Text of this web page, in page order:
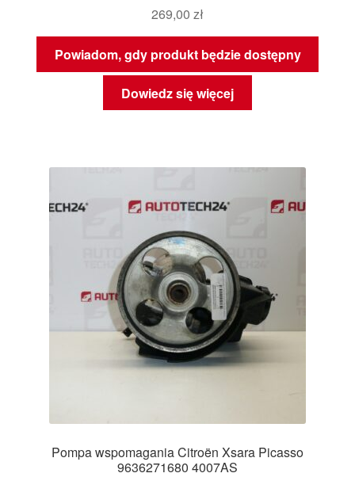
269,00 zł
Powiadom, gdy produkt będzie dostępny
Dowiedz się więcej
Pompa wspomagania Citroën Xsara Picasso
9636271680 4007AS